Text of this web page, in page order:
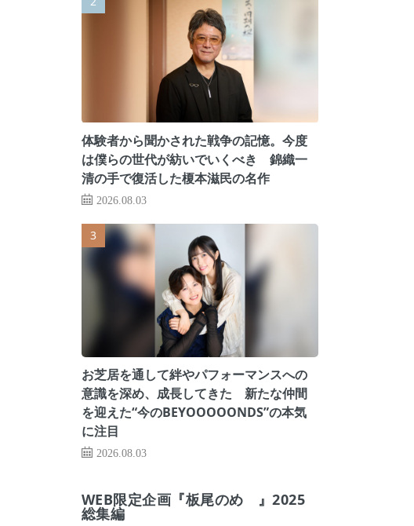
体験者から聞かされた戦争の記憶。今度
は僕らの世代が紡いでいくべき 錦織一
清の手で復活した榎本滋民の名作
2026.08.03
お芝居を通して絆やパフォーマンスへの
意識を深め、成長してきた 新たな仲間
を迎えた“今のBEYOOOOONDS”の本気
に注目
2026.08.03
WEB限定企画『板尾のめ゙』2025
総集編